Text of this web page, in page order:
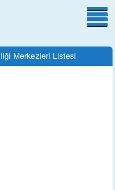
Merkezleri Listesi